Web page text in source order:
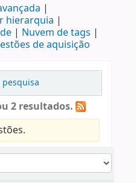
hierarquia
Nuvem de tags
de aquisição
2 resultados.